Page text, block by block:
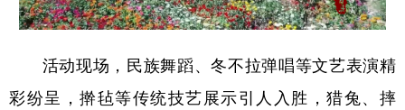
活动现场，民族舞蹈、冬不拉弹唱等文艺表演精
彩纷呈，擀毡等传统技艺展示引人入胜，猎兔、摔